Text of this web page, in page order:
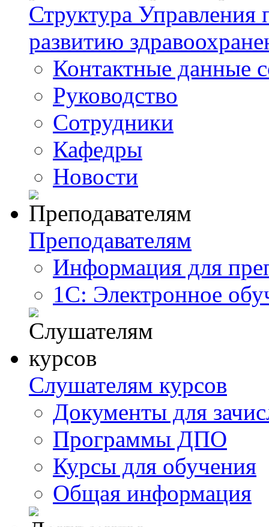
Структура
развитию
Контактные данные
Руководство
Сотрудники
Кафедры
Новости
Преподавателям
Информация для
1С: Электронное
Слушателям курсов
Документы для
Программы ДПО
Курсы для обучения
Общая информация